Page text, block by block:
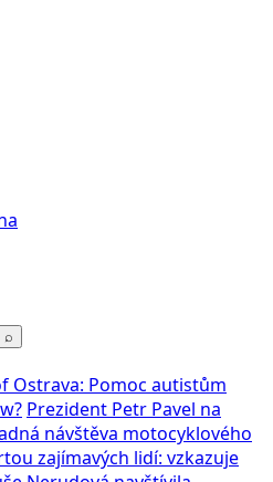
⌕
Ostrava: Pomoc autistům
Prezident Petr Pavel na
návštěva motocyklového
zajímavých lidí: vzkazuje